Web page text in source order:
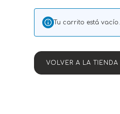
Tu carrito está vacío.
VOLVER A LA TIENDA